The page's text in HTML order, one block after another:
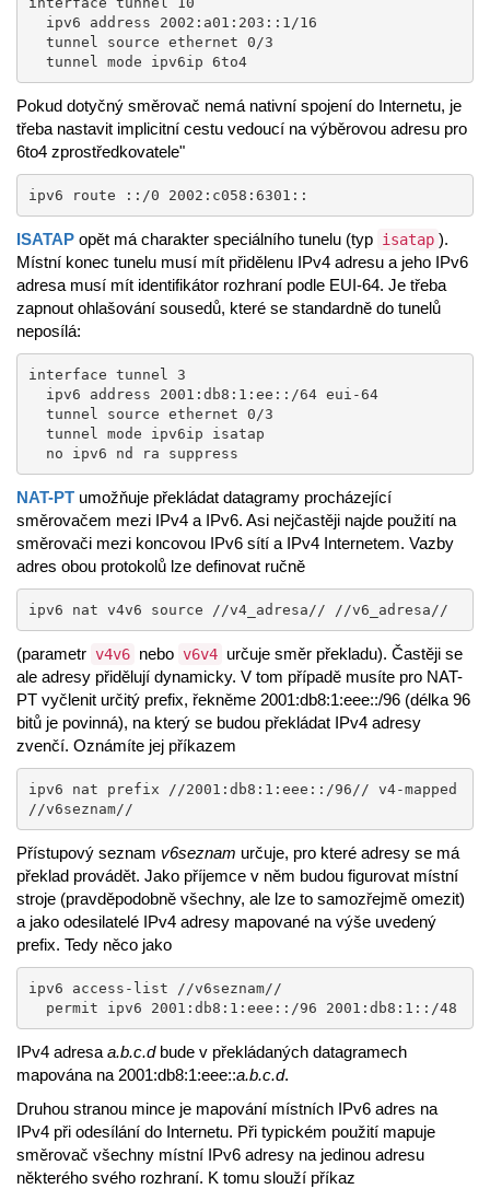
  tunnel mode ipv6ip 6to4
Pokud dotyčný směrovač nemá nativní spojení do Internetu, je
třeba nastavit implicitní cestu vedoucí na výběrovou adresu pro
6to4 zprostředkovatele"
ipv6 route ::/0 2002:c058:6301::
ISATAP opět má charakter speciálního tunelu (typ isatap ).
Místní konec tunelu musí mít přidělenu IPv4 adresu a jeho IPv6
adresa musí mít identifikátor rozhraní podle EUI-64. Je třeba
zapnout ohlašování sousedů, které se standardně do tunelů
neposílá:
interface tunnel 3
  no ipv6 nd ra suppress
NAT-PT umožňuje překládat datagramy procházející
směrovačem mezi IPv4 a IPv6. Asi nejčastěji najde použití na
směrovači mezi koncovou IPv6 sítí a IPv4 Internetem. Vazby
adres obou protokolů lze definovat ručně
ipv6 nat v4v6 source //v4_adresa// //v6_adresa//
(parametr v4v6 nebo v6v4 určuje směr překladu). Častěji se
ale adresy přidělují dynamicky. V tom případě musíte pro NAT-
PT vyčlenit určitý prefix, řekněme 2001:db8:1:eee::/96 (délka 96
bitů je povinná), na který se budou překládat IPv4 adresy
zvenčí. Oznámíte jej příkazem
ipv6 nat prefix //2001:db8:1:eee::/96// v4-mapped
//v6seznam//
Přístupový seznam v6seznam určuje, pro které adresy se má
překlad provádět. Jako příjemce v něm budou figurovat místní
stroje (pravděpodobně všechny, ale lze to samozřejmě omezit)
a jako odesilatelé IPv4 adresy mapované na výše uvedený
prefix. Tedy něco jako
ipv6 access-list //v6seznam//
  permit ipv6 2001:db8:1:eee::/96 2001:db8:1::/48
IPv4 adresa a.b.c.dbude v překládaných datagramech
mapována na 2001:db8:1:eee::a.b.c.d.
Druhou stranou mince je mapování místních IPv6 adres na
IPv4 při odesílání do Internetu. Při typickém použití mapuje
směrovač všechny místní IPv6 adresy na jedinou adresu
některého svého rozhraní. K tomu slouží příkaz